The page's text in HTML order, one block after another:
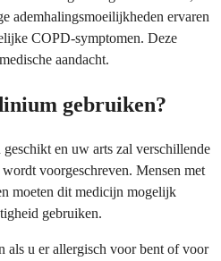
ademhalingsmoeilijkheden ervaren
COPD-symptomen. Deze
aandacht.
gebruiken?
en uw arts zal verschillende
voorgeschreven. Mensen met
moeten dit medicijn mogelijk
gebruiken.
als u er allergisch voor bent of voor